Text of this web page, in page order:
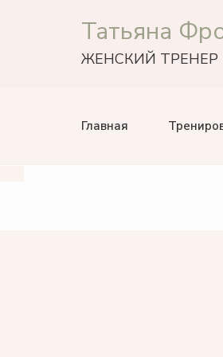
Татьяна
ЖЕНСКИЙ ТРЕНЕР
Главная